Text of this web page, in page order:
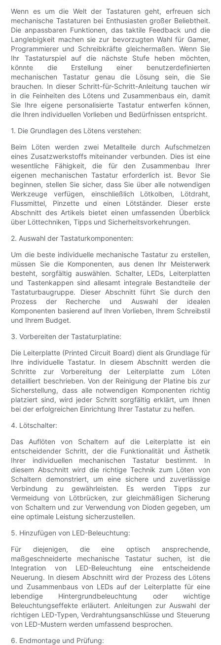
Wenn es um die Welt der Tastaturen geht, erfreuen sich
mechanische Tastaturen bei Enthusiasten großer Beliebtheit.
Die anpassbaren Funktionen, das taktile Feedback und die
Langlebigkeit machen sie zur bevorzugten Wahl für Gamer,
Programmierer und Schreibkräfte gleichermaßen. Wenn Sie
Ihr Tastaturspiel auf die nächste Stufe heben möchten,
könnte die Erstellung einer benutzerdefinierten
mechanischen Tastatur genau die Lösung sein, die Sie
brauchen. In dieser Schritt-für-Schritt-Anleitung tauchen wir
in die Feinheiten des Lötens und Zusammenbaus ein, damit
Sie Ihre eigene personalisierte Tastatur entwerfen können,
die Ihren individuellen Vorlieben und Bedürfnissen entspricht.
1. Die Grundlagen des Lötens verstehen:
Beim Löten werden zwei Metallteile durch Aufschmelzen
eines Zusatzwerkstoffs miteinander verbunden. Dies ist eine
wesentliche Fähigkeit, die für den Zusammenbau Ihrer
eigenen mechanischen Tastatur erforderlich ist. Bevor Sie
beginnen, stellen Sie sicher, dass Sie über alle notwendigen
Werkzeuge verfügen, einschließlich Lötkolben, Lötdraht,
Flussmittel, Pinzette und einen Lötständer. Dieser erste
Abschnitt des Artikels bietet einen umfassenden Überblick
über Löttechniken, Tipps und Sicherheitsvorkehrungen.
2. Auswahl der Tastaturkomponenten:
Um die beste individuelle mechanische Tastatur zu erstellen,
müssen Sie die Komponenten, aus denen Ihr Meisterwerk
besteht, sorgfältig auswählen. Schalter, LEDs, Leiterplatten
und Tastenkappen sind allesamt integrale Bestandteile der
Tastaturbaugruppe. Dieser Abschnitt führt Sie durch den
Prozess der Recherche und Auswahl der idealen
Komponenten basierend auf Ihren Vorlieben, Ihrem Schreibstil
und Ihrem Budget.
3. Vorbereiten der Tastaturplatine:
Die Leiterplatte (Printed Circuit Board) dient als Grundlage für
Ihre individuelle Tastatur. In diesem Abschnitt werden die
Schritte zur Vorbereitung der Leiterplatte zum Löten
detailliert beschrieben. Von der Reinigung der Platine bis zur
Sicherstellung, dass alle notwendigen Komponenten richtig
platziert sind, wird jeder Schritt sorgfältig erklärt, um Ihnen
bei der erfolgreichen Einrichtung Ihrer Tastatur zu helfen.
4. Lötschalter:
Das Auflöten von Schaltern auf die Leiterplatte ist ein
entscheidender Schritt, der die Funktionalität und Ästhetik
Ihrer individuellen mechanischen Tastatur bestimmt. In
diesem Abschnitt wird die richtige Technik zum Löten von
Schaltern demonstriert, um eine sichere und zuverlässige
Verbindung zu gewährleisten. Es werden Tipps zur
Vermeidung von Lötbrücken, zur gleichmäßigen Sicherung
von Schaltern und zur Verwendung von Dioden gegeben, um
eine optimale Leistung sicherzustellen.
5. Hinzufügen von LED-Beleuchtung:
Für diejenigen, die eine optisch ansprechende,
maßgeschneiderte mechanische Tastatur suchen, ist die
Integration von LED-Beleuchtung eine entscheidende
Neuerung. In diesem Abschnitt wird der Prozess des Lötens
und Zusammenbaus von LEDs auf der Leiterplatte für eine
lebendige Hintergrundbeleuchtung oder wichtige
Beleuchtungseffekte erläutert. Anleitungen zur Auswahl der
richtigen LED-Typen, Verdrahtungsanschlüsse und Steuerung
von LED-Mustern werden umfassend besprochen.
6. Endmontage und Prüfung: